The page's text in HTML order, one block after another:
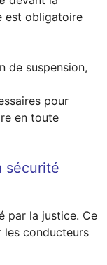
est obligatoire
de suspension,
pour
en toute
sécurité
par la justice. Ce
les conducteurs